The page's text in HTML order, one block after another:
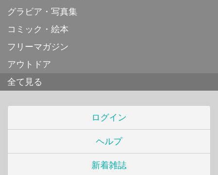
グラビア・写真集
コミック・絵本
フリーマガジン
アウトドア
全て見る
ログイン
ヘルプ
新着雑誌